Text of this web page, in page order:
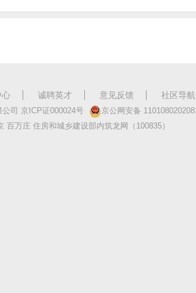
心 诚聘英才 意见反馈 社区导航
司 京 ICP证000024号 京公网安备
百万庄 住房和城乡建设部内筑龙网
（100835）